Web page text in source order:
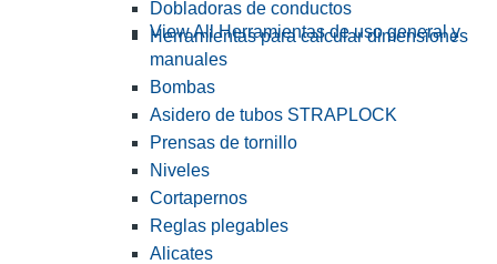
Dobladoras de conductos
Herramientas para calcular dimensiones
View All Herramientas de uso general y
manuales
Bombas
Asidero de tubos STRAPLOCK
Prensas de tornillo
Niveles
Cortapernos
Reglas plegables
Alicates